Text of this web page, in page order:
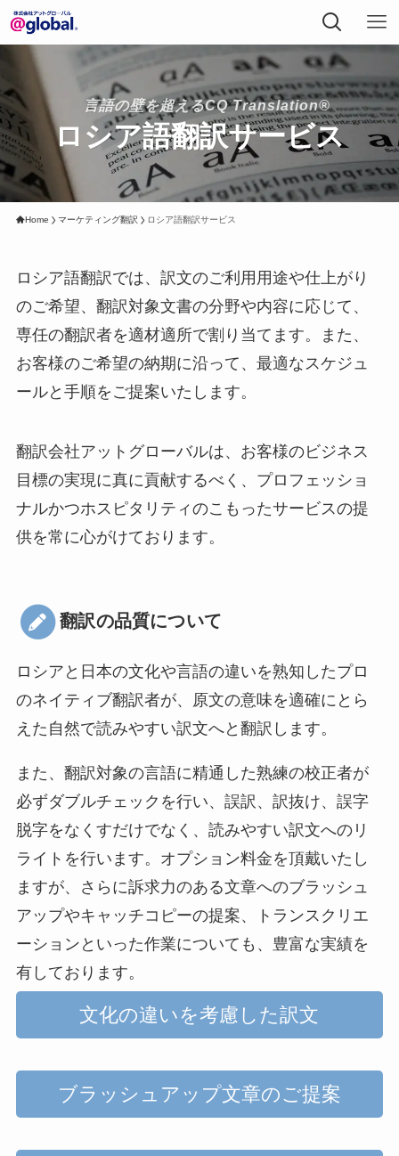
ロシア語翻訳サービス
言語の壁を超えるCQ Translation®
Home マーケティング翻訳 ロシア語翻訳サービス
ロシア語翻訳では、訳文のご利用用途や仕上がり
のご希望、翻訳対象文書の分野や内容に応じて、
専任の翻訳者を適材適所で割り当てます。また、
お客様のご希望の納期に沿って、最適なスケジュ
ールと手順をご提案いたします。
翻訳会社アットグローバルは、お客様のビジネス
目標の実現に真に貢献するべく、プロフェッショ
ナルかつホスピタリティのこもったサービスの提
供を常に心がけております。
翻訳の品質について
ロシアと日本の文化や言語の違いを熟知したプロ
のネイティブ翻訳者が、原文の意味を適確にとら
えた自然で読みやすい訳文へと翻訳します。
また、翻訳対象の言語に精通した熟練の校正者が
必ずダブルチェックを行い、誤訳、訳抜け、誤字
脱字をなくすだけでなく、読みやすい訳文へのリ
ライトを行います。オプション料金を頂戴いたし
ますが、さらに訴求力のある文章へのブラッシュ
アップやキャッチコピーの提案、トランスクリエ
ーションといった作業についても、豊富な実績を
有しております。
文化の違いを考慮した訳文
ブラッシュアップ文章のご提案